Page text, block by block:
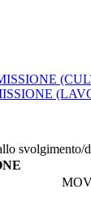
svolgimento/